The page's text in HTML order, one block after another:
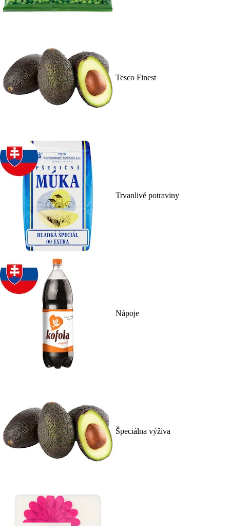
Tesco Finest
Trvanlivé potraviny
Nápoje
Špeciálna výživa